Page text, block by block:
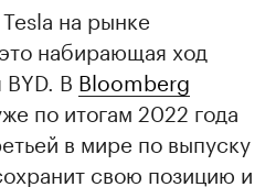
на рынке
набирающая ход
В Bloomberg
по итогам 2022 года
в мире по выпуску
свою позицию и